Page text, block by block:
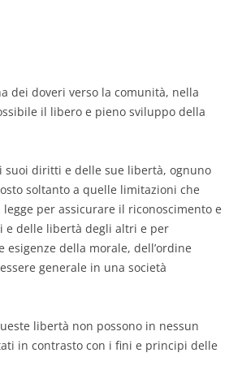
dei doveri verso la comunità, nella
il libero e pieno sviluppo della
suoi diritti e delle sue libertà, ognuno
soltanto a quelle limitazioni che
per assicurare il riconoscimento e
delle libertà degli altri e per
esigenze della morale, dell’ordine
generale in una società
libertà non possono in nessun
in contrasto con i fini e principi delle